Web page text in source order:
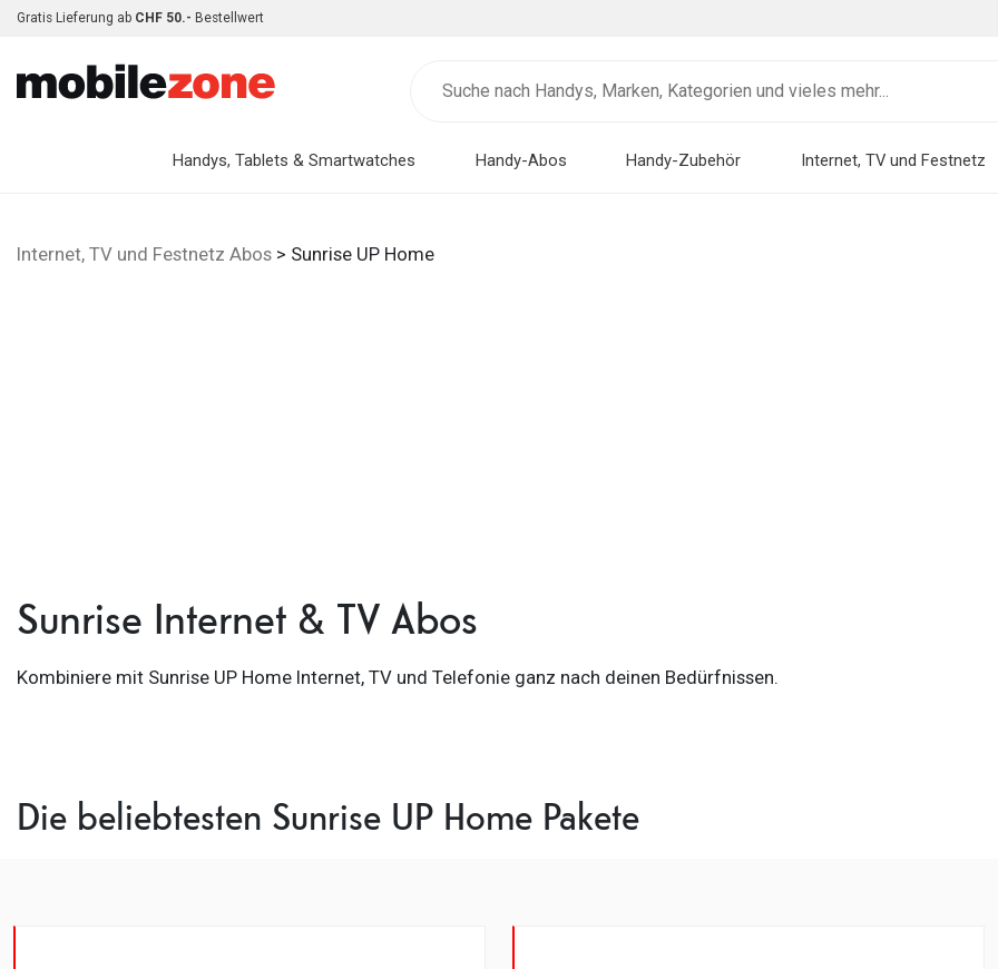
Gratis Lieferung ab CHF 50.- Bestellwert
Handys, Tablets & Smartwatches Handy-Abos Handy-Zubehör Internet, TV und Festnetz
Internet, TV und Festnetz Abos > Sunrise UP Home
Sunrise Internet & TV Abos
Kombiniere mit Sunrise UP Home Internet, TV und Telefonie ganz nach deinen Bedürfnissen.
Die beliebtesten Sunrise UP Home Pakete